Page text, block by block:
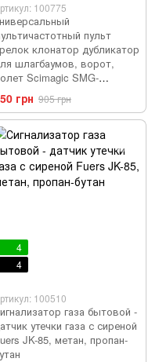
100775
пульт
клонатор дубликатор
шлагбаумов, ворот,
Scimagic SMG-
грн 905 грн
4
4
100510
газа бытовой -
утечки газа с сиреной
JK-85, метан, пропан-